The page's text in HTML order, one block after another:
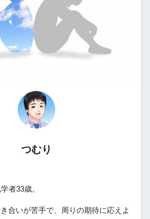
つむり
者33歳。
合いが苦手で、周りの期待に応えよ